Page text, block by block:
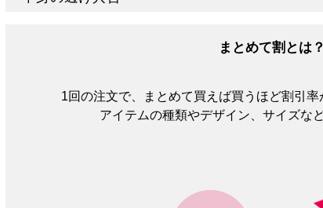
と思います。オンスが大きければ大きいほど中身は透け
まとめて割とは？
1回の注文で、まとめて買えば買うほど割引率
アイテムの種類やデザイン、サイズな